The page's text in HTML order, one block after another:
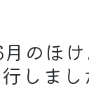
のほ
行しまし